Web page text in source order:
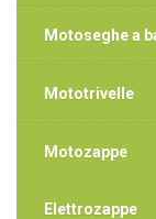
Motoseghe a
Mototrivelle
Motozappe
Elettrozappe